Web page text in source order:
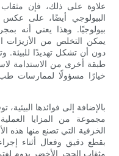
علاوة على ذلك، فإن مثقاب
البيولوجي أيضًا، على عكس
بيولوجيًا. وهذا يعني أنه
يمكن التخلص من الأزيزات
دون أن تشكل تهديدًا للبيئة.
طبقة أخرى من الاستدامة
خيارًا مسؤولًا لممارسات طب
بالإضافة إلى فوائدها
مجموعة من المزايا
الخزفية التي تصنع منها هذه
بقطع دقيق وفعال أثناء
مثقاب الحجر الأخضر يدوم